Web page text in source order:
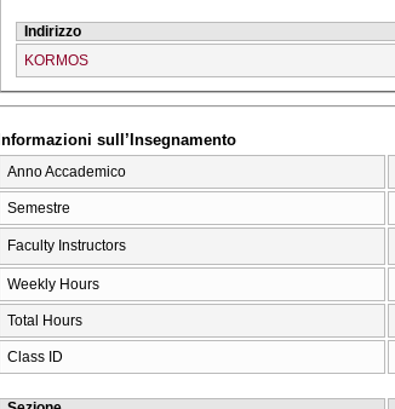
Indirizzo
KORMOS
Informazioni sull’Insegnamento
Anno Accademico
Semestre
Faculty Instructors
Weekly Hours
Total Hours
Class ID